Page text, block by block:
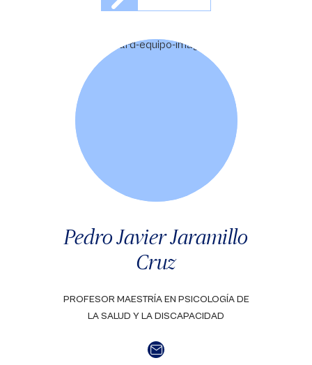
Pedro Javier Jaramillo
Cruz
PROFESOR MAESTRÍA EN PSICOLOGÍA DE
LA SALUD Y LA DISCAPACIDAD